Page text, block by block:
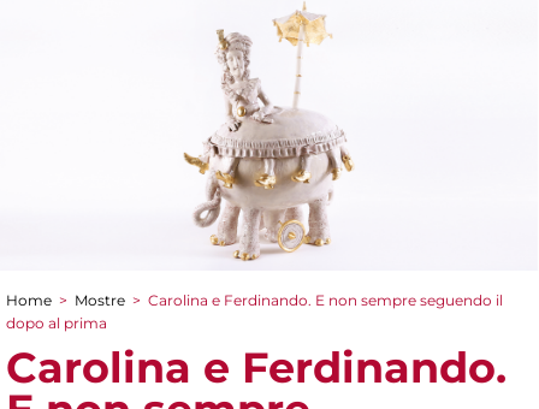
Tu sei qui
Home > Mostre > Carolina e Ferdinando. E non sempre seguendo il
dopo al prima
Carolina e Ferdinando.